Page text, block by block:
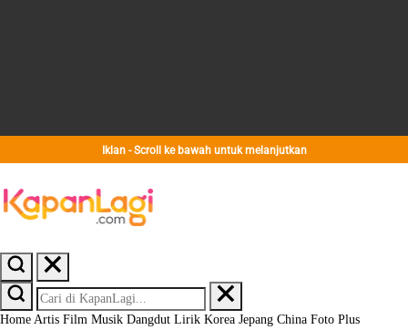
Iklan - Scroll ke bawah untuk melanjutkan
Home Artis Film Musik Dangdut Lirik Korea Jepang China Foto Plus